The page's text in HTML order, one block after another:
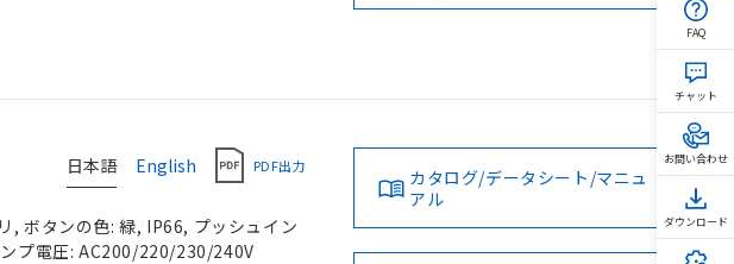
日本語 English PDF出力
, ボタンの色: 緑, IP66, プッシュイン
プ電圧: AC200/220/230/240V
カタログ/データシート/マニュ
アル
FAQ
チャット
お問い合わせ
ダウンロード